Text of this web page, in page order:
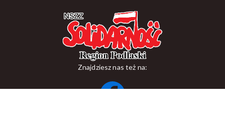
Znajdziesz nas też na: